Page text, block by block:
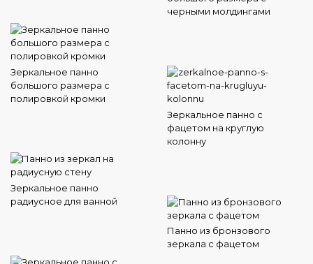
черными молдингами
Зеркальное панно
большого размера с
полировкой кромки
Зеркальное панно с
фацетом на круглую
колонну
Зеркальное панно
радиусное для ванной
Панно из бронзового
зеркала с фацетом